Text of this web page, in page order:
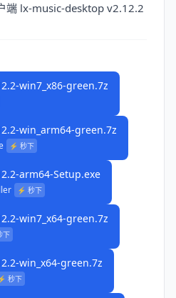
端 lx-music-desktop v2.12.2
win7_x86-green.7z
win_arm64-green.7z
⚡️ 秒下
arm64-Setup.exe
⚡️ 秒下
win7_x64-green.7z
下
win_x64-green.7z
秒下